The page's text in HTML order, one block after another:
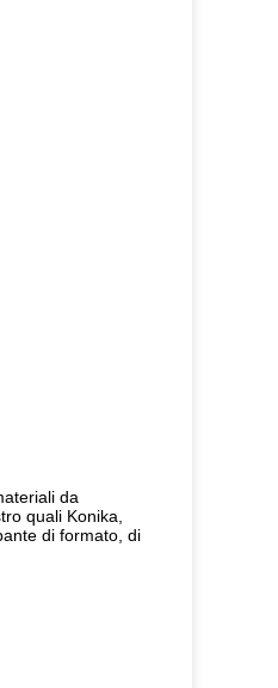
da
quali Konika,
di formato, di